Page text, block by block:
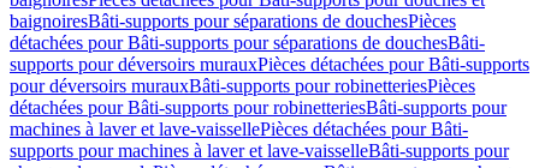
baignoiresBâti-supports pour séparations de douchesPièces
détachées pour Bâti-supports pour séparations de douchesBâti-
supports pour déversoirs murauxPièces détachées pour Bâti-supports
pour déversoirs murauxBâti-supports pour robinetteriesPièces
détachées pour Bâti-supports pour robinetteriesBâti-supports pour
machines à laver et lave-vaissellePièces détachées pour Bâti-
supports pour machines à laver et lave-vaisselleBâti-supports pour